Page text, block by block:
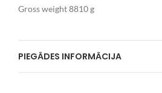
Gross weight 8810 g
PIEGĀDES INFORMĀCIJA